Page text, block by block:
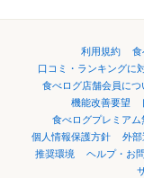
利用規約 食
口コミ・ランキングに
食べログ店舗会員につ
機能改善要望
食べログプレミアム
個人情報保護方針
外部
推奨環境
ヘルプ・お